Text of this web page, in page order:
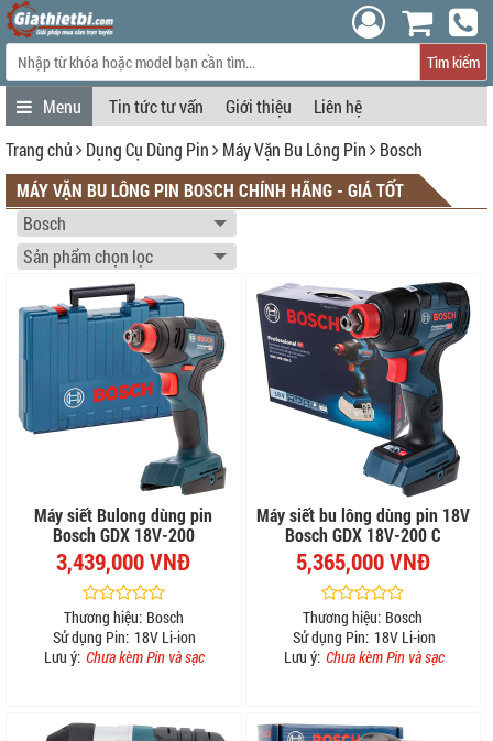
Tìm kiếm
Tin tức tư vấn Giới thiệu
Liên hệ
Trang chủ
Dụng Cụ Dùng Pin Máy Vặn Bu Lông Pin
Bosch
MÁY VẶN BU LÔNG PIN BOSCH CHÍNH HÃNG - GIÁ TỐT
Máy siết Bulong dùng pin
Bosch GDX 18V-200
3,439,000 VNĐ
Thương hiệu: Bosch
Sử dụng Pin: 18V Li-ion
Lưu ý: Chưa kèm Pin và sạc
Máy siết bu lông dùng pin 18V
Bosch GDX 18V-200 C
5,365,000 VNĐ
Thương hiệu: Bosch
Sử dụng Pin: 18V Li-ion
Lưu ý: Chưa kèm Pin và sạc